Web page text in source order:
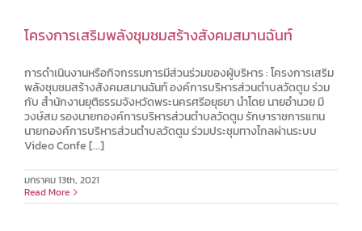
โครงการเสริมพลังชุมชมสร้างสังคมสมานฉันท์
การดำเนินงานหรือกิจกรรมการมีส่วนร่วมของผู้บริหาร : โครงการเสริม
พลังชุมชมสร้างสังคมสมานฉันท์ องค์การบริหารส่วนตำบลวัดตูม ร่วม
กับ สำนักงานยุติธรรมจังหวัดพระนครศรีอยุธยา นำโดย นายอำนวย มี
วงษ์สม รองนายกองค์การบริหารส่วนตำบลวัดตูม รักษาราชการแทน
นายกองค์การบริหารส่วนตำบลวัดตูม ร่วมประชุมทางไกลผ่านระบบ
Video Confe [...]
มกราคม 13th, 2021
Read More